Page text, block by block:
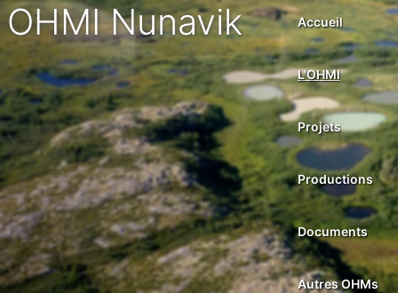
OHMI Nunavik Accueil
L'OHMI
Projets
Productions
Documents
Autres OHMs